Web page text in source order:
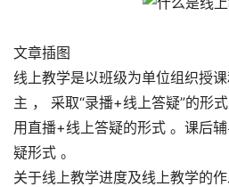
文章插图
线上教学是以班级为单位组织授
主 ， 采取“录播+线上答疑”的形
用直播+线上答疑的形式 。课后
疑形式 。
关于线上教学进度及线上教学的